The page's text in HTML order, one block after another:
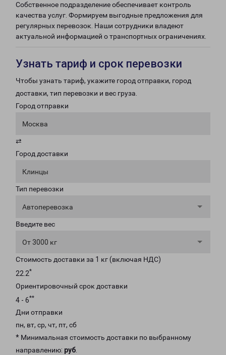
Собственное подразделение обеспечивает контроль
качества услуг. Формируем выгодные предложения для
регулярных перевозок. Наши сотрудники владеют
актуальной информацией о транспортных ограничениях.
Узнать тариф и срок перевозки
Чтобы узнать тариф, укажите город отправки, город
доставки, тип перевозки и вес груза.
Город отправки
Москва
⇄
Город доставки
Клинцы
Тип перевозки
Автоперевозка
Введите вес
От 3000 кг
Стоимость доставки за 1 кг (включая НДС)
22.2*
Ориентировочный срок доставки
4 - 6**
Дни отправки
пн, вт, ср, чт, пт, сб
* Минимальная стоимость доставки по выбранному
направлению: руб.